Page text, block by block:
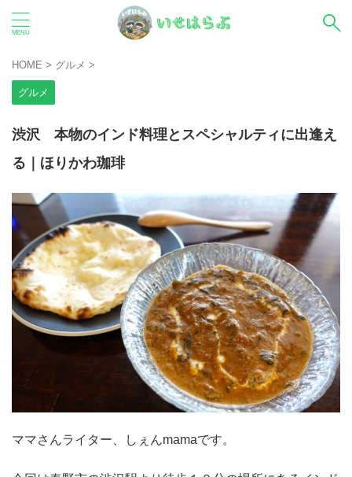
HOME > グルメ >
グルメ
渋沢 本物のインド料理とスペシャルティに出逢え
る｜ほりかわ珈琲
ママさんライター、しぇんmamaです。